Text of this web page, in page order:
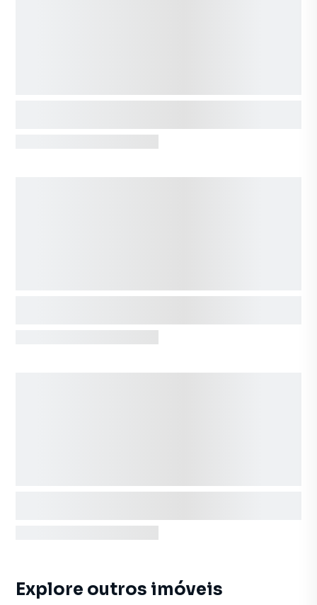
Explore outros imóveis